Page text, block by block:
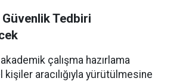
Tedbiri
çalışma hazırlama
aracılığıyla yürütülmesine